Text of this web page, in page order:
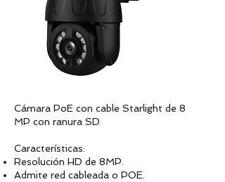
Cámara PoE con cable Starlight de 8
MP con ranura SD
Características:
Resolución HD de 8MP.
Admite red cableada o POE.